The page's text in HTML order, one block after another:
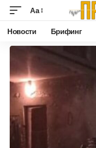
Аа
Новости Брифинг